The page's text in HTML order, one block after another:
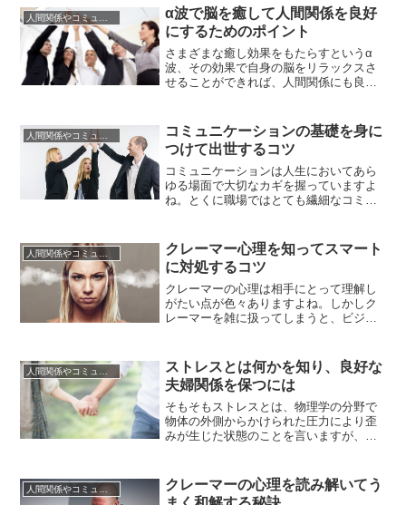
を見つけたらいいし外食やお惣菜に頼る
こともできます。でも、コミュニケーシ
ョンだけは苦手だからといって避けて通
ることはできません。学校でも職場...
α波で脳を癒して人間関係を良好
にするためのポイント
さまざまな癒し効果をもたらすというα
波、その効果で自身の脳をリラックスさ
せることができれば、人間関係にも良い
相手の言動から深層心理を読み解いて、
相手の望むように先回りをしなければな
らなかったり、機嫌を損ねないように自
身の言動を考えたりと、何かと緊張...
コミュニケーションの基礎を身に
つけて出世するコツ
コミュニケーションは人生においてあら
ゆる場面で大切なカギを握っていますよ
ね。とくに職場ではとても繊細なコミュ
もキャリアを伸ばし意欲的に出世するか
はそれぞれ異なるでしょう。どんな人間
関係でもお互いの意思疎通のためにはコ
ミュケーションが大切ですが、仕事...
クレーマー心理を知ってスマート
に対処するコツ
クレーマーの心理は相手にとって理解し
がたい点が色々ありますよね。しかしク
レーマーを雑に扱ってしまうと、ビジネ
だけでなく私たちの生活あちこちに潜ん
でいますので、上手に人間関係を維持す
るためにはすべての人がクレーマー心理
を理解するとメリットになるでしょ...
ストレスとは何かを知り、良好な
夫婦関係を保つには
そもそもストレスとは、物理学の分野で
物体の外側からかけられた圧力により歪
みが生じた状態のことを言いますが、私
家庭のトラブルなどで生じるストレスは
心理面と身体面、行動面の３つに分類さ
人間関係やコミュニケーションの術
クレーマーの心理を読み解いてう